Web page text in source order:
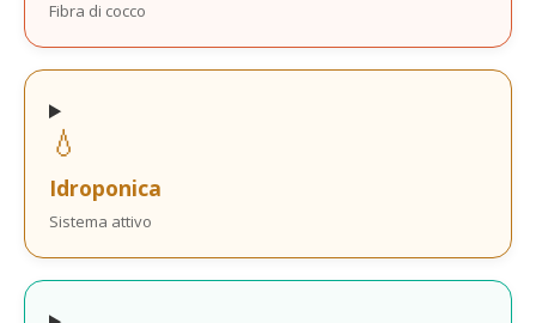
Fibra di cocco
💧
Idroponica
Sistema attivo